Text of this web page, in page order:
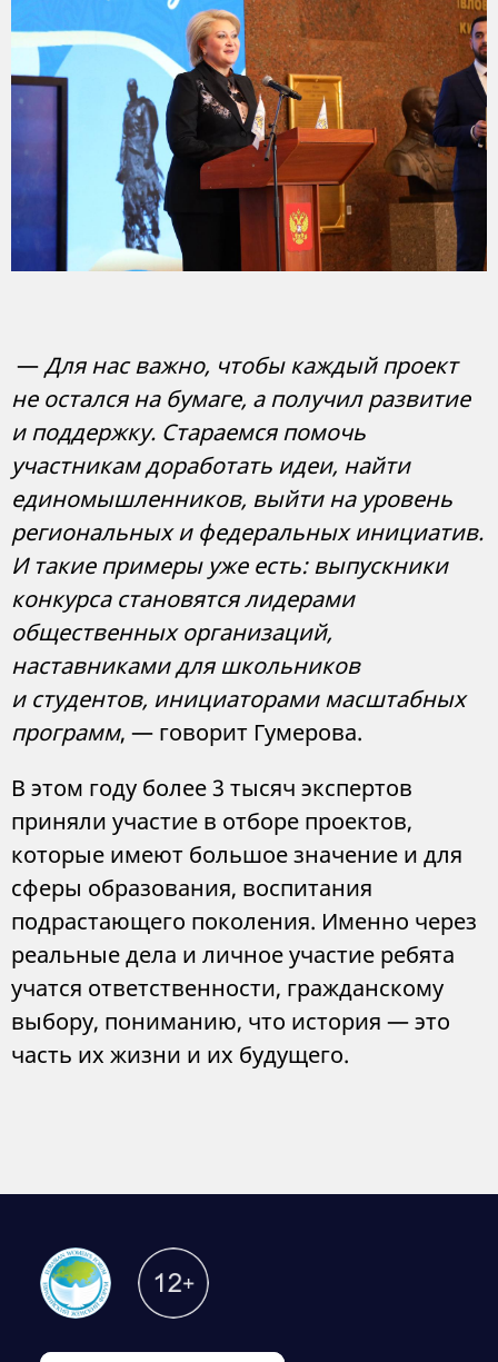
—Для нас важно, чтобы каждый проект
не остался на бумаге, а получил развитие
и поддержку. Стараемся помочь
участникам доработать идеи, найти
единомышленников, выйти на уровень
региональных и федеральных инициатив.
И такие примеры уже есть: выпускники
конкурса становятся лидерами
общественных организаций,
наставниками для школьников
и студентов, инициаторами масштабных
программ, — говорит Гумерова.
В этом году более 3 тысяч экспертов
приняли участие в отборе проектов,
которые имеют большое значение и для
сферы образования, воспитания
подрастающего поколения. Именно через
реальные дела и личное участие ребята
учатся ответственности, гражданскому
выбору, пониманию, что история — это
часть их жизни и их будущего.